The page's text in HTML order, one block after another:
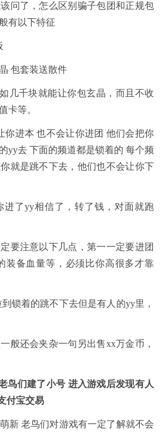
了，怎么区别骗子包团和正规包
有以下特征
包套装送散件
千块就能让你包玄晶，而且不收
卡等。
进本 也不会让你进团 他们会把你
yy去 下面的频道都是锁着的 每个频
就是跳不下去，他们也不会让你下
了yy相信了，转了钱，对面就跑
注意以下几点，第一一定要进团
装备血量等，必须比你高很多才靠
着的跳不下去但是有人的yy里，
还会夹杂一句另出售xx万金币，
鸟们建了小号 进入游戏后发现有人
付宝交易
老鸟们对游戏有一定了解就不会